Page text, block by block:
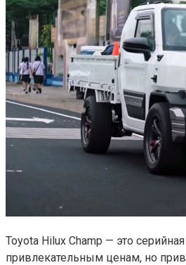
Toyota Hilux Champ — это
привлекательным ценам, но